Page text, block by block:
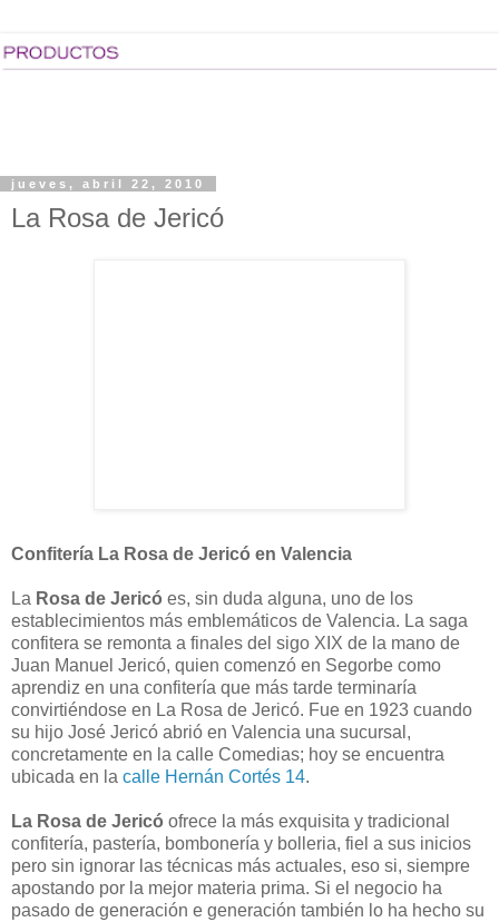
jueves, abril 22, 2010
La Rosa de Jericó
Confitería La Rosa de Jericó en Valencia
La Rosa de Jericó es, sin duda alguna, uno de los
establecimientos más emblemáticos de Valencia. La saga
confitera se remonta a finales del sigo XIX de la mano de
Juan Manuel Jericó, quien comenzó en Segorbe como
aprendiz en una confitería que más tarde terminaría
convirtiéndose en La Rosa de Jericó. Fue en 1923 cuando
su hijo José Jericó abrió en Valencia una sucursal,
concretamente en la calle Comedias; hoy se encuentra
ubicada en la calle Hernán Cortés 14.
La Rosa de Jericó ofrece la más exquisita y tradicional
confitería, pastería, bombonería y bolleria, fiel a sus inicios
pero sin ignorar las técnicas más actuales, eso si, siempre
apostando por la mejor materia prima. Si el negocio ha
pasado de generación e generación también lo ha hecho su